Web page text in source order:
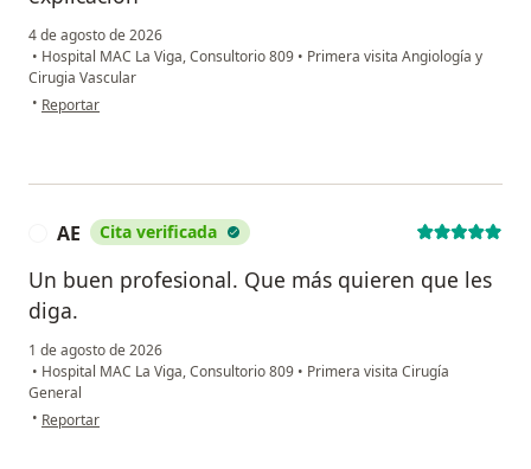
4 de agosto de 2026
• Hospital MAC La Viga, Consultorio 809 • Primera visita Angiología y
Cirugia Vascular
• en opinión del usuario Nallely
Reportar
AE Cita verificada
Un buen profesional. Que más quieren que les
diga.
1 de agosto de 2026
• Hospital MAC La Viga, Consultorio 809 • Primera visita Cirugía
General
• en opinión del usuario AE
Reportar